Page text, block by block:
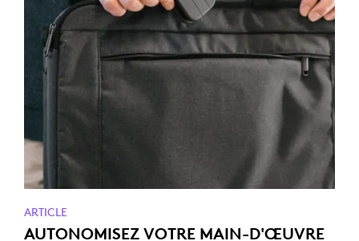
ARTICLE
AUTONOMISEZ VOTRE MAIN-D'ŒUVRE